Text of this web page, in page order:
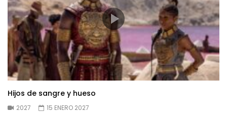
Hijos de sangre y hueso
2027 15 ENERO 2027